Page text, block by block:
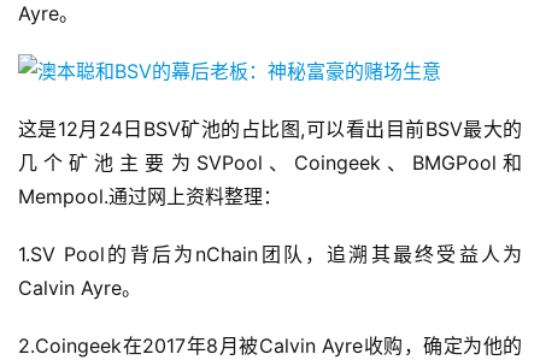
Ayre。
这是12月24日BSV矿池的占比图,可以看出目前BSV最大的
几个矿池主要为SVPool、Coingeek、BMGPool和
Mempool.通过网上资料整理：
1.SV Pool的背后为nChain团队，追溯其最终受益人为
Calvin Ayre。
2.Coingeek在2017年8月被Calvin Ayre收购，确定为他的